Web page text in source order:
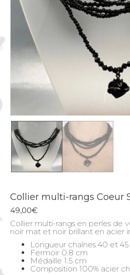
Collier multi-rangs Coeur
49,00€
Collier multi-rangs en perles de
noir mat et noir brillant en acier
Longueur chaînes 40 et
Fermoir 0.8 cm
Médaille 1.5 cm
Composition 100% acier